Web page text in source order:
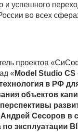
и успешного
во всех
проектов
« Model Studio CS
в РФ
объектов
Андрей Сесоров в
эксплуатации